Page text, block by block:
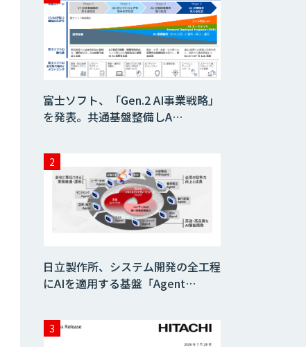
富士ソフト、「Gen.2 AI事業戦略」
を発表。共通基盤整備しA…
日立製作所、システム開発の全工程
にAIを適用する基盤「Agent…